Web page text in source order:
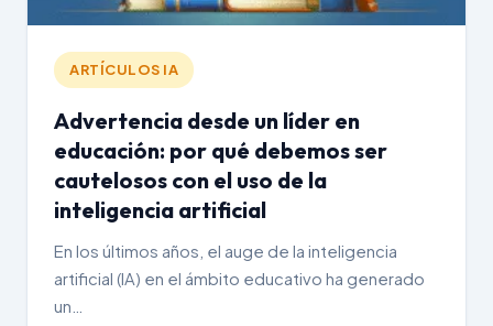
ARTÍCULOS IA
Advertencia desde un líder en
educación: por qué debemos ser
cautelosos con el uso de la
inteligencia artificial
En los últimos años, el auge de la inteligencia
artificial (IA) en el ámbito educativo ha generado
un…